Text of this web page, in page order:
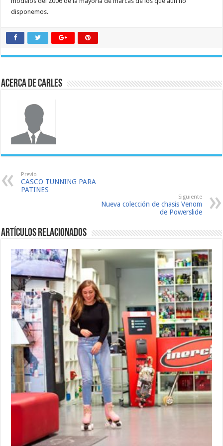
disponemos.
Acerca de Carles
Previo
CASCO TUNNING PARA
PATINES
Siguiente
Nueva colección de chasis Venom
de Powerslide
Artículos relacionados